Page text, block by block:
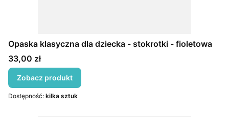
Opaska klasyczna dla dziecka - stokrotki - fioletowa
Cena
33,00 zł
Zobacz produkt
Dostępność: kilka sztuk